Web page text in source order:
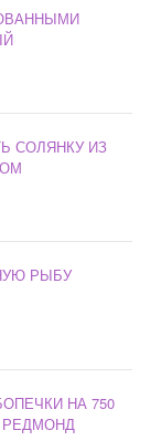
СОЛЯНКУ ИЗ
РЫБУ
НА 750
РЕДМОНД